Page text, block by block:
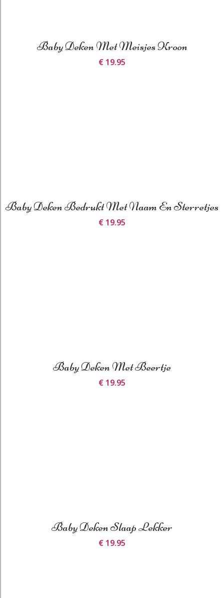
Baby Deken Met Meisjes Kroon
€ 19.95
Baby Deken Bedrukt Met Naam En Sterretjes
€ 19.95
Baby Deken Met Beertje
€ 19.95
Baby Deken Slaap Lekker
€ 19.95